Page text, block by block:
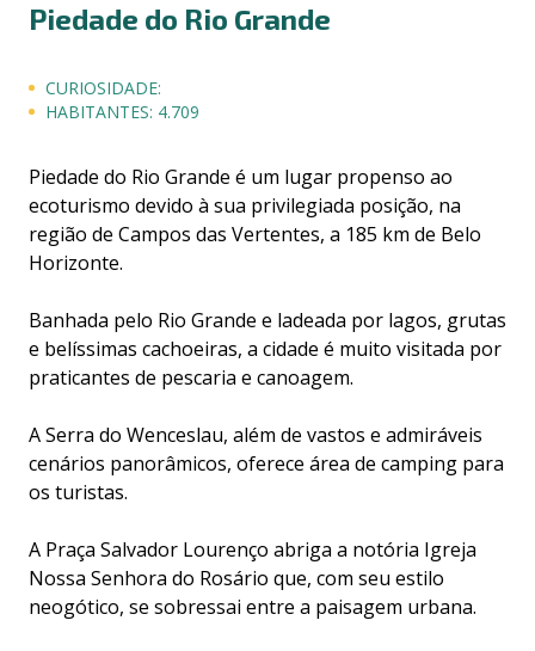
Piedade do Rio Grande
CURIOSIDADE:
HABITANTES: 4.709
Piedade do Rio Grande é um lugar propenso ao
ecoturismo devido à sua privilegiada posição, na
região de Campos das Vertentes, a 185 km de Belo
Horizonte.
Banhada pelo Rio Grande e ladeada por lagos, grutas
e belíssimas cachoeiras, a cidade é muito visitada por
praticantes de pescaria e canoagem.
A Serra do Wenceslau, além de vastos e admiráveis
cenários panorâmicos, oferece área de camping para
os turistas.
A Praça Salvador Lourenço abriga a notória Igreja
Nossa Senhora do Rosário que, com seu estilo
neogótico, se sobressai entre a paisagem urbana.